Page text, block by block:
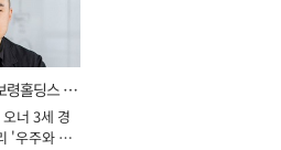
령홀딩스 대
너 3세 경
'우주와 헬